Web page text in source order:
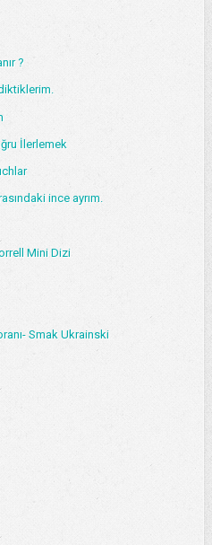
?
İlerlemek
ince ayrım.
Mini Dizi
Smak Ukrainski